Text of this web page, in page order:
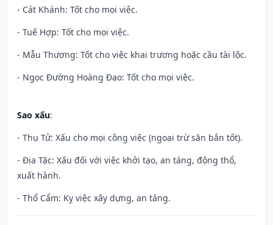
- Cát Khánh: Tốt cho mọi việc.
- Tuế Hợp: Tốt cho mọi việc.
- Mẫu Thương: Tốt cho việc khai trương hoặc cầu tài lộc.
- Ngọc Đường Hoàng Đạo: Tốt cho mọi việc.
Sao xấu:
- Thụ Tử: Xấu cho mọi công việc (ngoại trừ săn bắn tốt).
- Địa Tặc: Xấu đối với việc khởi tạo, an táng, động thổ,
xuất hành.
- Thổ Cẩm: Kỵ việc xây dựng, an táng.